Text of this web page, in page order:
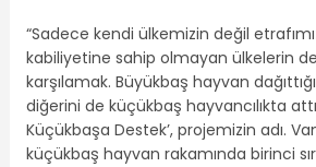
“Sadece kendi ülkemizin değil
kabiliyetine sahip olmayan ülkelerin
karşılamak. Büyükbaş hayvan
diğerini de küçükbaş hayvancılıkta
Küçükbaşa Destek’, projemizin adı.
küçükbaş hayvan rakamında birinci